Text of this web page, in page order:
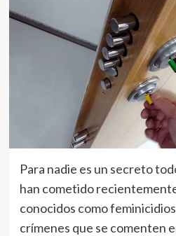
Para nadie es un secreto
han cometido
conocidos como
crímenes que se comenten